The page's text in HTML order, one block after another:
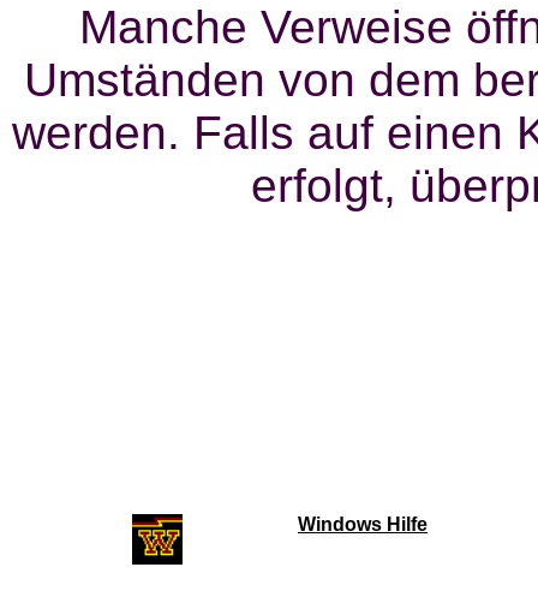
Manche Verweise
Umständen von dem
werden. Falls auf einen
erfolgt,
Windows Hilfe